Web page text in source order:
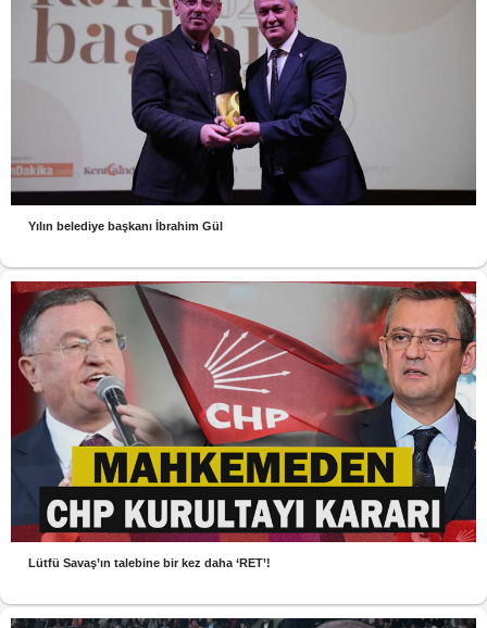
Yılın belediye başkanı İbrahim Gül
Lütfü Savaş’ın talebine bir kez daha ‘RET’!